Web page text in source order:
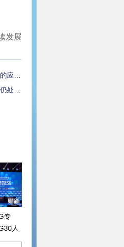
发展
之举
期
专
人